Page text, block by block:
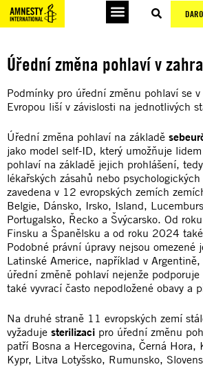
Úřední změna pohlaví v
Podmínky pro úřední změnu pohlaví se
Evropou liší v závislosti na jednotlivých
Úřední změna pohlaví na základě
jako model self-ID, který umožňuje
pohlaví na základě jejich prohlášení,
lékařských zásahů nebo
zavedena v 12 evropských zemích
Belgie, Dánsko, Irsko, Island,
Portugalsko, Řecko a Švýcarsko. Od
Finsku a Španělsku a od roku 2024
Podobné právní úpravy nejsou omezené
Latinské Americe, například v
úřední změně pohlaví nejenže
také vyvrací často nepodložené obavy a
Na druhé straně 11 evropských zemí
vyžaduje sterilizaci pro úřední změnu
patří Bosna a Hercegovina, Černá Hora,
Kypr, Litva Lotyšsko, Rumunsko,